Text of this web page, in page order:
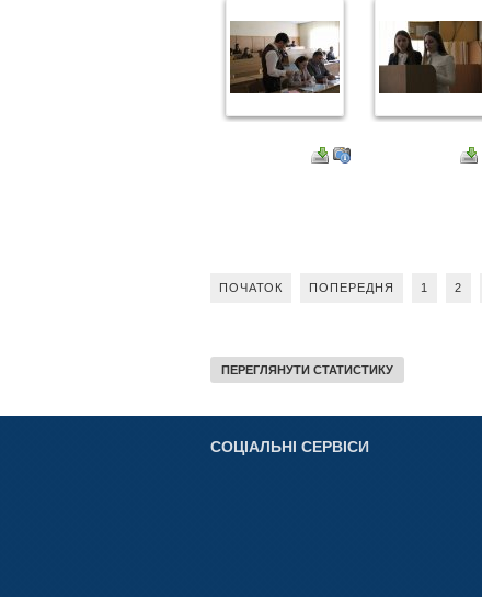
ПОЧАТОК ПОПЕРЕДНЯ 1 2
ПЕРЕГЛЯНУТИ СТАТИСТИКУ
СОЦІАЛЬНІ СЕРВІСИ